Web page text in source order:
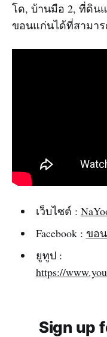
โด, บ้านมือ 2, ที่ดิน
ขอนแก่นได้ที่สามา
เว็บไซต์ :
Facebook : ขอ
ยูทูป :
https://
Sign up